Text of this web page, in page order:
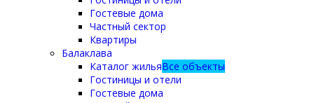
Гостевые дома
Частный сектор
Квартиры
Балаклава
Каталог жильяВсе объекты
Гостиницы и отели
Гостевые дома